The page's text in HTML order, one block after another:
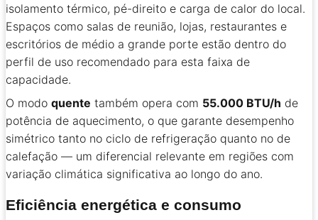
isolamento térmico, pé-direito e carga de calor do local.
Espaços como salas de reunião, lojas, restaurantes e
escritórios de médio a grande porte estão dentro do
perfil de uso recomendado para esta faixa de
capacidade.
O modo quente também opera com 55.000 BTU/h de
potência de aquecimento, o que garante desempenho
simétrico tanto no ciclo de refrigeração quanto no de
calefação — um diferencial relevante em regiões com
variação climática significativa ao longo do ano.
Eficiência energética e consumo